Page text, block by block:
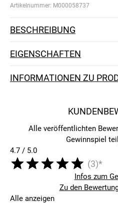
Artikelnummer: M000058737
BESCHREIBUNG
EIGENSCHAFTEN
INFORMATIONEN ZU
Alle veröffentlichten
Gewinnspiel
4.7 / 5.0
(3)*
Infos zum
Zu den
Alle anzeigen